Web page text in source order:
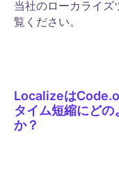
当社のローカライ
覧ください。
Localizeは
タイム短縮にどの
か？